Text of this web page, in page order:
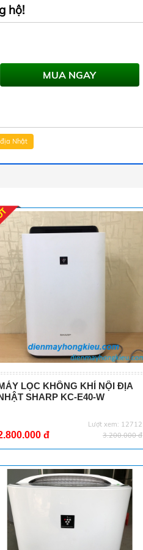
hộ!
MUA NGAY
Nhật
LỌC KHÔNG KHÍ NỘI ĐỊA
SHARP KC-E40-W
Lượt xem: 12712
đ 3.200.000 đ